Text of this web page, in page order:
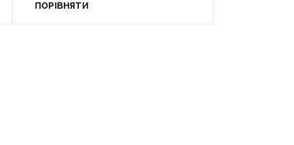
ПОРІВНЯТИ